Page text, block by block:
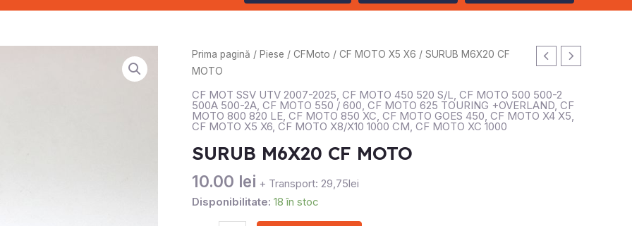
Prima pagină / Piese / CFMoto / CF MOTO X5 X6 / SURUB M6X20 CF
MOTO
CF MOT SSV UTV 2007-2025, CF MOTO 450 520 S/L, CF MOTO 500 500-2
500A 500-2A, CF MOTO 550 / 600, CF MOTO 625 TOURING +OVERLAND, CF
MOTO 800 820 LE, CF MOTO 850 XC, CF MOTO GOES 450, CF MOTO X4 X5,
CF MOTO X5 X6, CF MOTO X8/X10 1000 CM, CF MOTO XC 1000
SURUB M6X20 CF MOTO
10.00 lei + Transport: 29,75lei
Disponibilitate: 18 în stoc
Cantitate
SURUB
CF
MOTO